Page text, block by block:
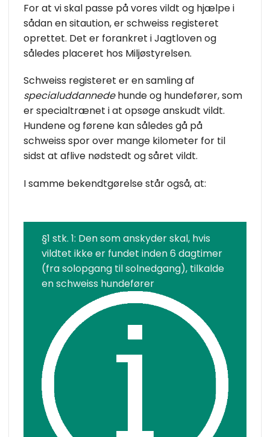
For at vi skal passe på vores vildt og hjælpe i
sådan en sitaution, er schweiss registeret
oprettet. Det er forankret i Jagtloven og
således placeret hos Miljøstyrelsen.
Schweiss registeret er en samling af
specialuddannedehunde og hundefører, som
er specialtrænet i at opsøge anskudt vildt.
Hundene og førene kan således gå på
schweiss spor over mange kilometer for til
sidst at aflive nødstedt og såret vildt.
I samme bekendtgørelse står også, at:
§1 stk. 1: Den som anskyder skal, hvis
vildtet ikke er fundet inden 6 dagtimer
(fra solopgang til solnedgang), tilkalde
en schweiss hundefører